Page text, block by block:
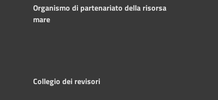
Organismo di partenariato della risorsa
mare
Collegio dei revisori